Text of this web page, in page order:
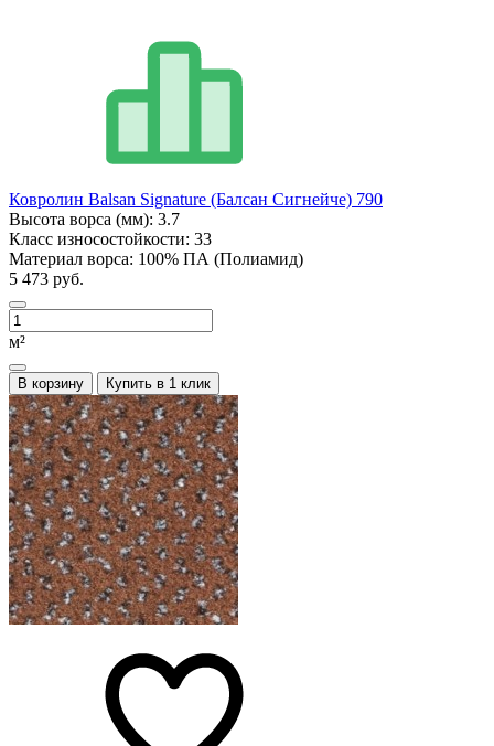
Ковролин Balsan Signature (Балсан Сигнейче) 790
Высота ворса (мм): 3.7
Класс износостойкости: 33
Материал ворса: 100% ПА (Полиамид)
5 473 руб.
м²
В корзину Купить в 1 клик